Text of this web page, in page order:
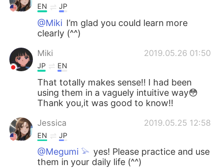
EN JP
@Miki I’m glad you could learn more
clearly (^^)
Miki 2019.05.26 01:50
JP EN
That totally makes sense!! I had been
using them in a vaguely intuitive way😳
Thank you,it was good to know!!
Jessica 2019.05.25 12:58
EN JP
@Megumi 𓅫 yes! Please practice and use
them in your daily life (^^)